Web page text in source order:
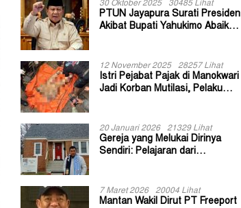
30 Oktober 2025 30485 Lihat
PTUN Jayapura Surati Presiden
Akibat Bupati Yahukimo Abaikan
12 November 2025 28257 Lihat
Istri Pejabat Pajak di Manokwari
Jadi Korban Mutilasi, Pelaku
20 Januari 2026 21329 Lihat
Gereja yang Melukai Dirinya
Sendiri: Pelajaran dari
7 Maret 2026 20004 Lihat
Mantan Wakil Dirut PT Freeport